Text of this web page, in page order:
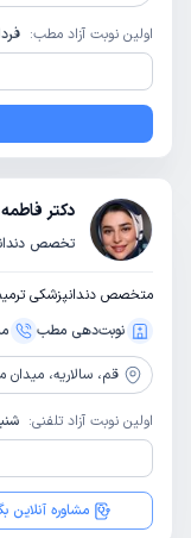
اولین نوبت آزاد مطب:
دکتر
تخصص
متخصص دندانپزشکی
نوبت‌دهی مطب
قم، سالاریه،
اولین نوبت آزاد تلفنی: شنبه 24
مشاوره آنلاین